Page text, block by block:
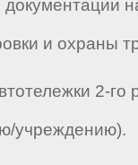
и охраны
2-
учреждению).